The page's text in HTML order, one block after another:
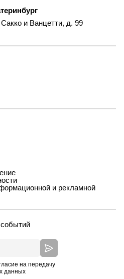
и Ванцетти, д. 99
и рекламной
на передачу
данных